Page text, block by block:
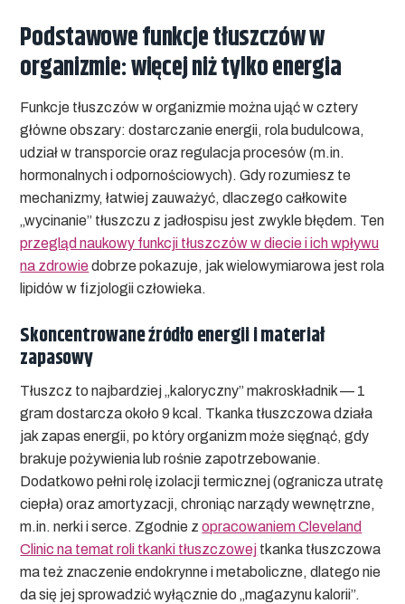
Podstawowe funkcje tłuszczów w
organizmie: więcej niż tylko energia
Funkcje tłuszczów w organizmiemożna ująć w cztery
główne obszary: dostarczanie energii, rola budulcowa,
udział w transporcie oraz regulacja procesów (m.in.
hormonalnych i odpornościowych). Gdy rozumiesz te
mechanizmy, łatwiej zauważyć, dlaczego całkowite
„wycinanie” tłuszczu z jadłospisu jest zwykle błędem. Ten
przegląd naukowy funkcji tłuszczów w diecie i ich wpływu
na zdrowiedobrze pokazuje, jak wielowymiarowa jest rola
lipidów w fizjologii człowieka.
Skoncentrowane źródło energii i materiał
zapasowy
Tłuszcz to najbardziej „kaloryczny” makroskładnik — 1
gram dostarcza około 9 kcal. Tkanka tłuszczowa działa
jak zapas energii, po który organizm może sięgnąć, gdy
brakuje pożywienia lub rośnie zapotrzebowanie.
Dodatkowo pełni rolę izolacji termicznej (ogranicza utratę
ciepła) oraz amortyzacji, chroniąc narządy wewnętrzne,
m.in. nerki i serce. Zgodnie zopracowaniem Cleveland
Clinic na temat roli tkanki tłuszczowej tkanka tłuszczowa
ma też znaczenie endokrynne i metaboliczne, dlatego nie
da się jej sprowadzić wyłącznie do „magazynu kalorii”.